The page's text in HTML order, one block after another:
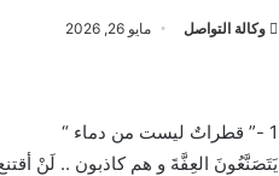
وكالة التواصل مايو 26, 2026
1 -” قطراتٌ ليست من دماء “
يَتَصَنَّعُونَ العِفَّةَ و هم كاذبون .. لَنْ